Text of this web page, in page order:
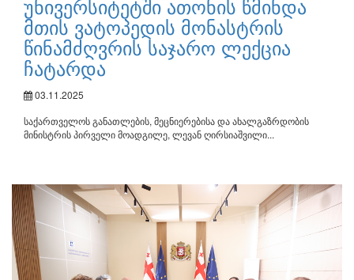
უნივერსიტეტში ათონის წმინდა
მთის ვატოპედის მონასტრის
წინამძღვრის საჯარო ლექცია
ჩატარდა
03.11.2025
საქართველოს განათლების, მეცნიერებისა და ახალგაზრდობის
მინისტრის პირველი მოადგილე, ლევან ღირსიაშვილი...